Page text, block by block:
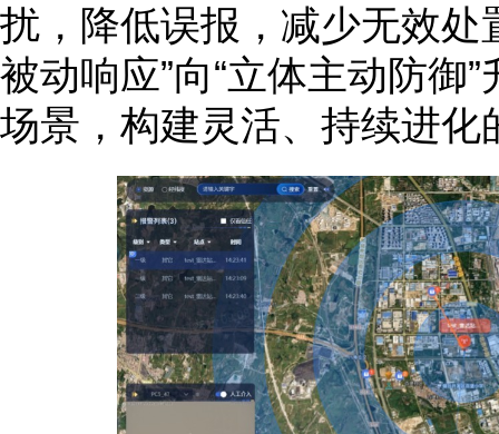
扰，降低误报，减少无效处
被动响应”向“立体主动防御
场景，构建灵活、持续进化